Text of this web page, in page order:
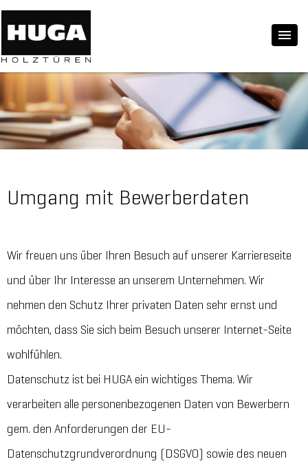
Umgang mit Bewerberdaten
Wir freuen uns über Ihren Besuch auf unserer Karriereseite
und über Ihr Interesse an unserem Unternehmen. Wir
nehmen den Schutz Ihrer privaten Daten sehr ernst und
möchten, dass Sie sich beim Besuch unserer Internet-Seite
wohlfühlen.
Datenschutz ist bei HUGA ein wichtiges Thema. Wir
verarbeiten alle personenbezogenen Daten von Bewerbern
gem. den Anforderungen der EU-
Datenschutzgrundverordnung (DSGVO) sowie des neuen